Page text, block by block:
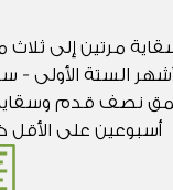
مرتين إلى
الستة الأولى -
نصف قدم وسقاية
أسبوعين على